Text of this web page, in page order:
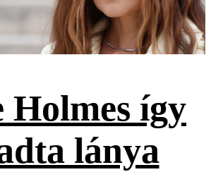
Holmes így
lánya